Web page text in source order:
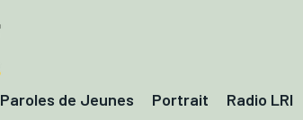
Paroles de Jeunes Portrait Radio LRI